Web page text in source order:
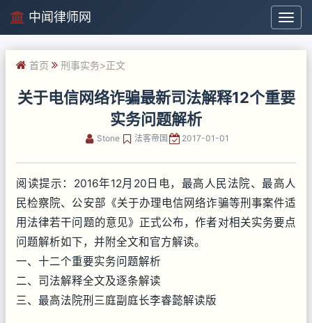
中
闻
律
中闻律师网
首页 刑事实务>正文
关于电信网络诈骗最新司法解释12个重要
实务问题解析
Stone 法客帝国 2017-01-01
阅读提示：2016年12月20日电，最高人民法院、最高人
民检察院、公安部《关于办理电信网络诈骗等刑事案件适
用法律若干问题的意见》正式公布，作者对相关实务要点
问题解析如下，并附全文和官方解读。
一、十二个重要实务问题解析
二、司法解释全文及逐条解读
三、最高法院刑三庭副庭长李睿懿解读版